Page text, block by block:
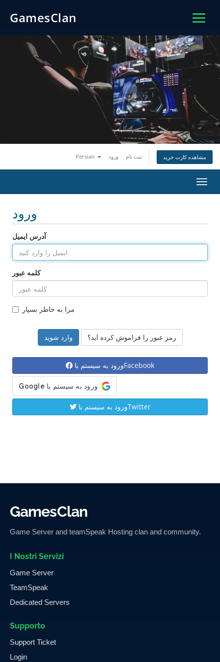
GamesClan
Persian ورود ثبت نام مشاهده کارت خرید
تغییر
ورود
آدرس ایمیل
کلمه عبور
مرا به خاطر بسپار
رمز عبور را فراموش کرده اید؟
ورود به سیستم باFacebook
ورود به سیستم باTwitter
GamesClan
Game Server and teamSpeak Hosting clan and community.
I Nostri Servizi
Game Server
TeamSpeak
Dedicated Servers
Supporto
Support Ticket
Login